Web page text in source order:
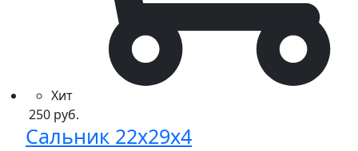
Хит
250 руб.
Сальник 22x29x4